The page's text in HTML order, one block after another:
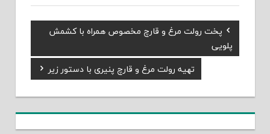
راهبری
نوشته
Previous
Post:
پخت رولت مرغ و قارچ مخصوص همراه با کشمش
پلویی
Next
Post:
تهیه رولت مرغ و قارچ پنیری با دستور زیر